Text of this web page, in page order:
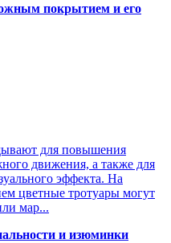
покрытием и его
для повышения
движения, а также для
эффекта. На
цветные тротуары могут
мар...
и изюминки